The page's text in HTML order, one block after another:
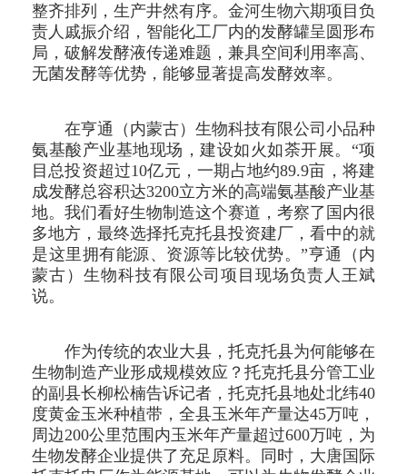
整齐排列，生产井然有序。金河生物六期项目负
责人戚振介绍，智能化工厂内的发酵罐呈圆形布
局，破解发酵液传递难题，兼具空间利用率高、
无菌发酵等优势，能够显著提高发酵效率。
在亨通（内蒙古）生物科技有限公司小品种
氨基酸产业基地现场，建设如火如荼开展。“项
目总投资超过10亿元，一期占地约89.9亩，将建
成发酵总容积达3200立方米的高端氨基酸产业基
地。我们看好生物制造这个赛道，考察了国内很
多地方，最终选择托克托县投资建厂，看中的就
是这里拥有能源、资源等比较优势。”亨通（内
蒙古）生物科技有限公司项目现场负责人王斌
说。
作为传统的农业大县，托克托县为何能够在
生物制造产业形成规模效应？托克托县分管工业
的副县长柳松楠告诉记者，托克托县地处北纬40
度黄金玉米种植带，全县玉米年产量达45万吨，
周边200公里范围内玉米年产量超过600万吨，为
生物发酵企业提供了充足原料。同时，大唐国际